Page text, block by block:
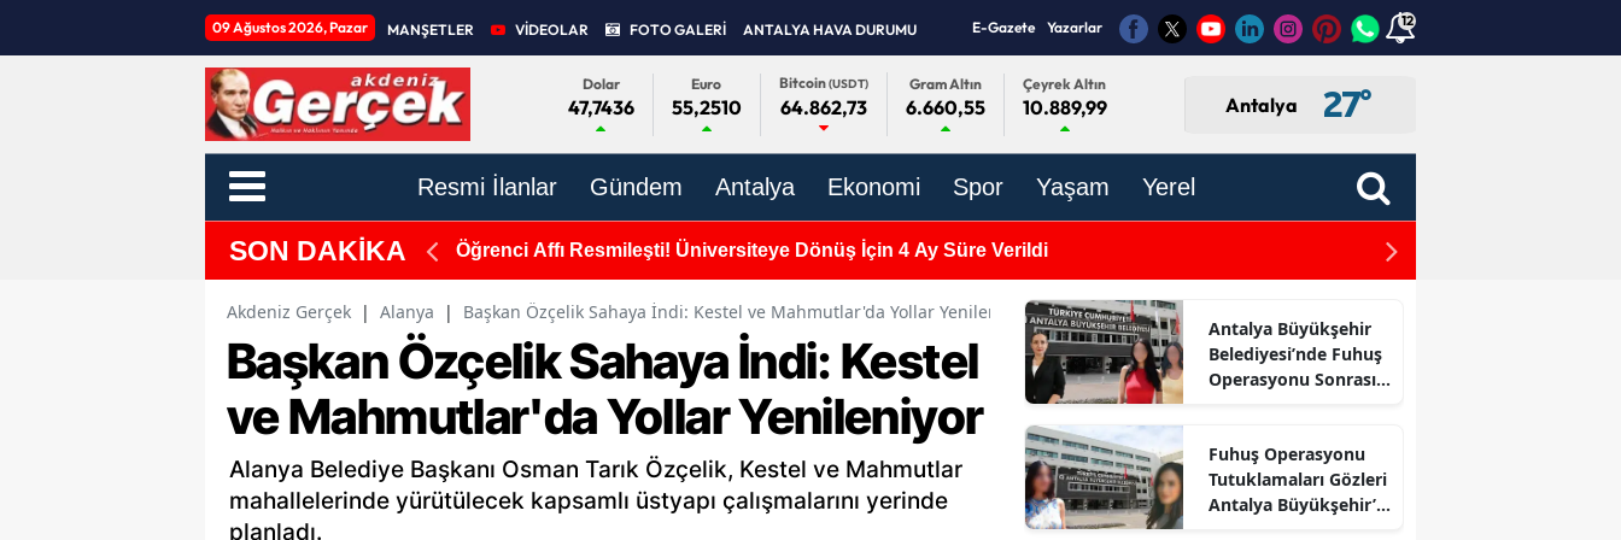
09 Ağustos 2026, Pazar MANŞETLER VİDEOLAR FOTO GALERİ ANTALYA HAVA DURUMU E-Gazete Yazarlar 12
Dolar
47,7436
Euro
55,2510
Bitcoin(USDT)
64.862,73
Gram Altın
6.660,55
Çeyrek Altın
10.889,99 Antalya 27°
Resmi İlanlar Gündem Antalya Ekonomi Spor Yaşam Yerel
SON DAKİKA Arabesk Müziğin Güçlü Sesi Cansever Hayatını Kaybetti Suça Sürüklenen Çocuk
Akdeniz Gerçek | Alanya | Başkan Özçelik Sahaya İndi: Kestel ve Mahmutlar'da Yollar Yenileniyor
Başkan Özçelik Sahaya İndi: Kestel
ve Mahmutlar'da Yollar Yenileniyor
Alanya Belediye Başkanı Osman Tarık Özçelik, Kestel ve Mahmutlar
mahallelerinde yürütülecek kapsamlı üstyapı çalışmalarını yerinde
planladı.
Antalya Büyükşehir
Belediyesi’nde Fuhuş
Operasyonu Sonrası
Fuhuş Operasyonu
Tutuklamaları Gözleri
Antalya Büyükşehir’e